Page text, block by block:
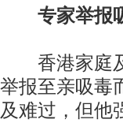
专家举报
香港家庭及
举报至亲吸毒
及难过，但他